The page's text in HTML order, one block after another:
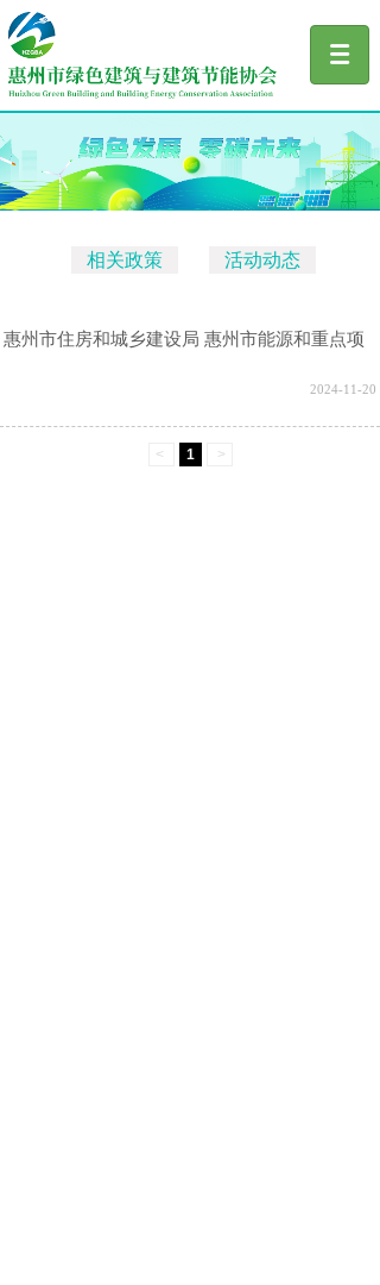
活动动态
相关政策
惠州市住房和城乡建设局 惠州市能源和重点项
目局关于印发惠州市城乡建设领域碳达峰实施方
2024-11-20
< 1 >